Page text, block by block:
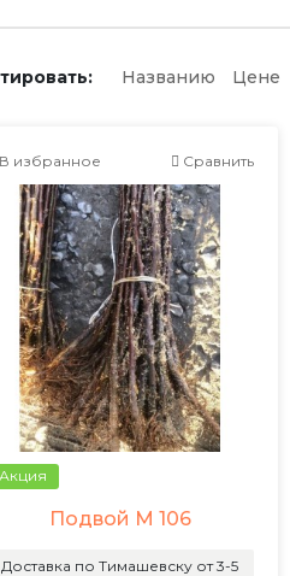
Названию Цене
В избранное Сравнить
Акция
Подвой М 106
Доставка по Тимашевску от 3-5